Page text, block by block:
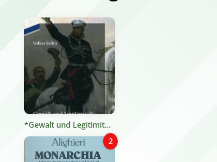
*Gewalt und Legitimität : die europäische Monarchie im Zeitalter der Revolutionen / Volker Sellin. - München : Oldenbourg, 2011. - 345 p. : ill. ; 23 cm
2